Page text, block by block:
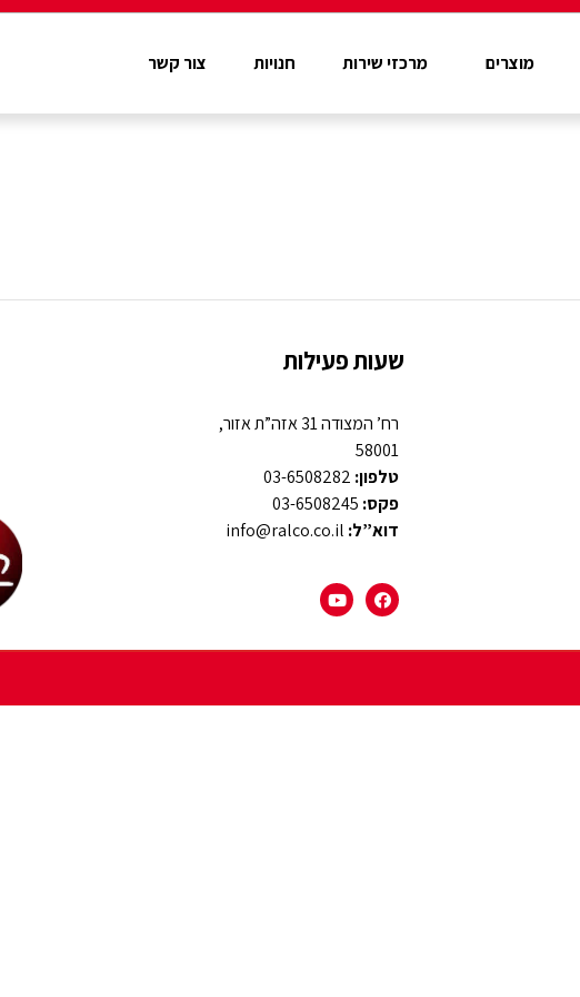
מוצרים מרכזי שירות חנויות צור קשר
שעות פעילות
רח’ המצודה 31 אזה”ת אזור,
58001
טלפון:
פקס:
דוא”ל: